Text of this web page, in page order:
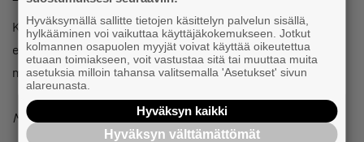
Komission ehdotukseen sisältyy yhtiöoikeudellisten
ehdotusten lisäksi ehdotuksia mm.
maksukyvyttömyyssääntelyyn sekä verotukseen.
Maksukyvyttömyyssääntely
Hyväksymällä sallitte tietojen käsittelyn palvelun sisällä,
hylkääminen voi vaikuttaa käyttäjäkokemukseen. Jotkut
kolmannen osapuolen myyjät voivat käyttää oikeutettua
etuaan toimiakseen, voit vastustaa sitä tai muuttaa muita
asetuksia milloin tahansa valitsemalla 'Asetukset' sivun
alareunasta.
Hyväksyn kaikki
Hyväksyn välttämättömät